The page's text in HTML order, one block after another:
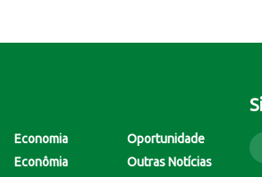
Economia
Econômia
Oportunidade
Outras Notícias